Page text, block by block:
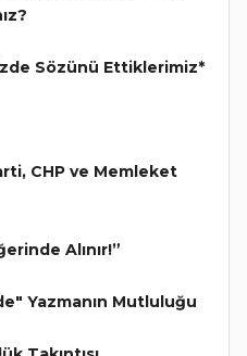
Sözünü Ettiklerimiz*
CHP ve Memleket
Alınır!”
Yazmanın Mutluluğu